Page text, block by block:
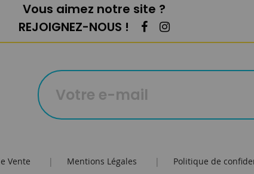
Vous aimez notre site ?
REJOIGNEZ-NOUS !
Vente | Mentions Légales | Politique de